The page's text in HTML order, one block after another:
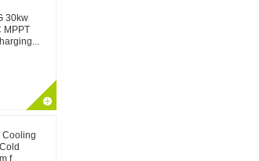
30kw
MPPT
Cooling